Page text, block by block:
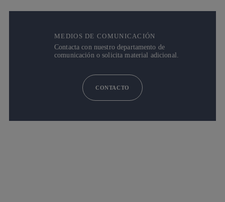
MEDIOS DE COMUNICACIÓN
Contacta con nuestro departamento de
comunicación o solicita material adicional.
CONTACTO